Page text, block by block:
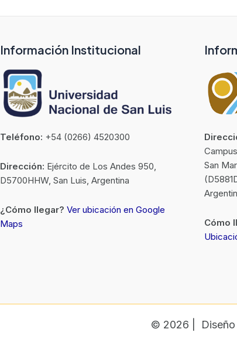
Información Institucional
Teléfono: +54 (0266) 4520300
Dirección: Ejército de Los Andes 950,
D5700HHW, San Luis, Argentina
¿Cómo llegar? Ver ubicación en Google
Maps
San
Cómo
© 2026 | Diseño